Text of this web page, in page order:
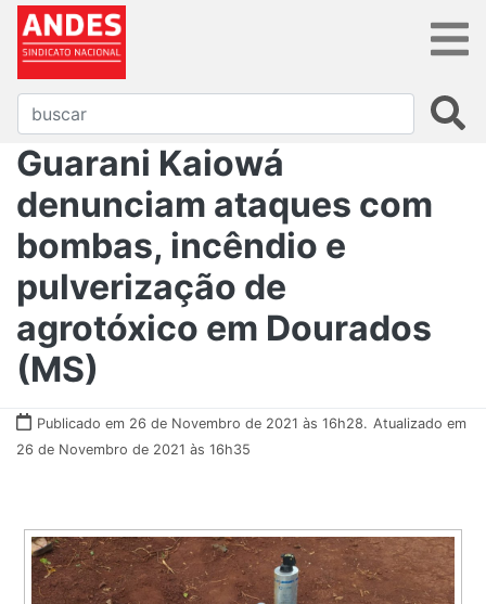
Guarani Kaiowá
denunciam ataques com
bombas, incêndio e
pulverização de
agrotóxico em Dourados
(MS)
Publicado em 26 de Novembro de 2021 às 16h28. Atualizado em
26 de Novembro de 2021 às 16h35